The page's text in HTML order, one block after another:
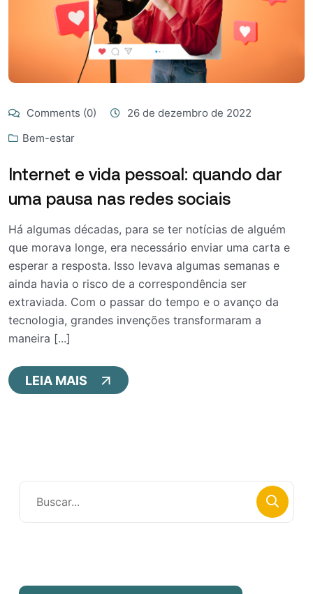
Comments (0)
26 de dezembro de 2022
Bem-estar
Internet e vida pessoal: quando dar
uma pausa nas redes sociais
Há algumas décadas, para se ter notícias de alguém
que morava longe, era necessário enviar uma carta e
esperar a resposta. Isso levava algumas semanas e
ainda havia o risco de a correspondência ser
extraviada. Com o passar do tempo e o avanço da
tecnologia, grandes invenções transformaram a
maneira [...]
LEIA MAIS